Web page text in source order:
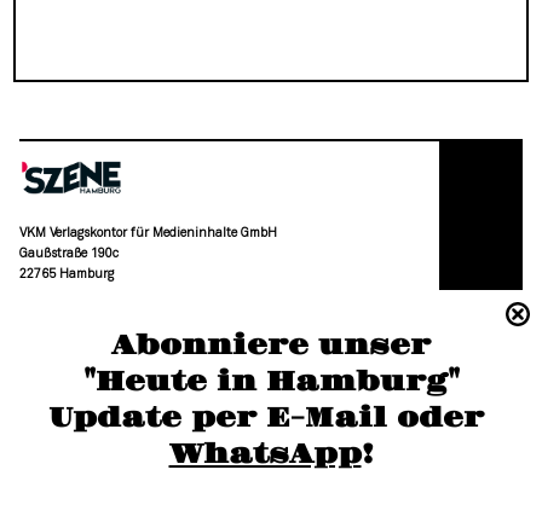
Abonniere unser
"Heute in Hamburg"
Update per E-Mail oder
WhatsApp!
VKM Verlagskontor für Medieninhalte GmbH
Gaußstraße 190c
22765 Hamburg
moc.grubmah-enezs@ofni